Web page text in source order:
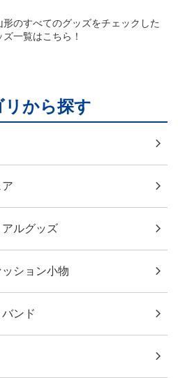
形のすべてのグッズをチェックした
一覧はこちら！
リから探す
ルグッズ
ション小物
ンド